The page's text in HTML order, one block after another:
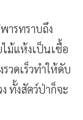
ารทราบถึง
ไม้แห้งเป็นเชื้อ
วดเร็วทำให้ดับ
ทั้งสัตว์ป่าก็จะ